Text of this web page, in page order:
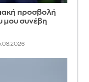
προσβολή
μου συνέβη